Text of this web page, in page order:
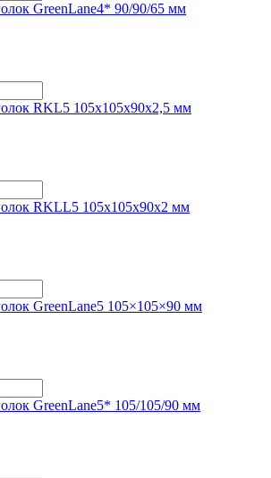
GreenLane4* 90/90/65 мм
RKL5 105x105x90x2,5 мм
RKLL5 105x105x90x2 мм
GreenLane5 105×105×90 мм
GreenLane5* 105/105/90 мм